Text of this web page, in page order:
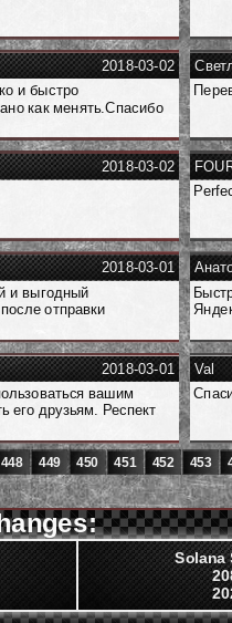
2018-03-02
и быстро
как менять.Спасибо
2018-03-02
2018-03-01
и выгодный
отправки
2018-03-01
вашим
его друзьям. Респект
Val
448 449 450 451 452 453
Solana